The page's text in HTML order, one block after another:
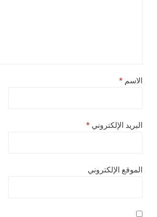
الاسم *
البريد الإلكتروني *
الموقع الإلكتروني